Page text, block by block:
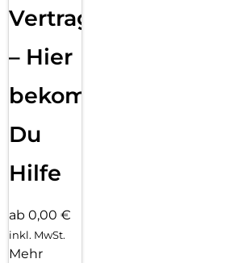
Vertragsabwicklung
– Hier
bekommst
Du
Hilfe
ab 0,00 €
inkl. MwSt.
Mehr